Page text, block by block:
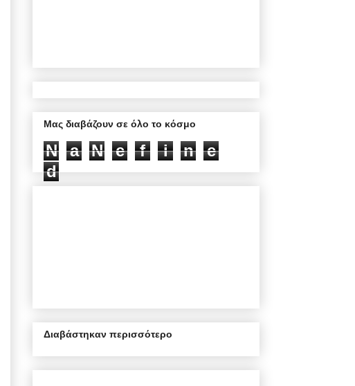
Μας διαβάζουν σε όλο το κόσμο
N a N e f i n
e
d
Διαβάστηκαν περισσότερο